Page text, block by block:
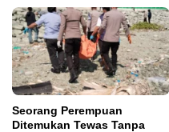
Seorang Perempuan
Ditemukan Tewas Tanpa